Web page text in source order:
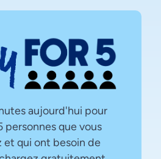
aujourd'hui pour
personnes que vous
et qui ont besoin de